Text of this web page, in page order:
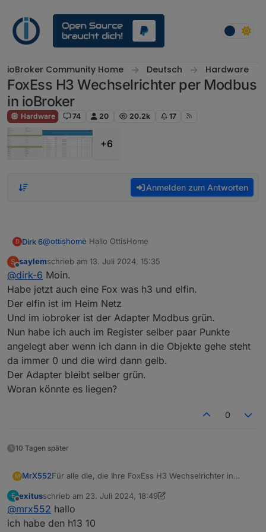
ioBroker Community Home Deutsch Hardware
FoxEss H3 Wechselrichter per Modbus
in ioBroker
Hardware 74 20 20.2k 17
+6
Anmelden zum Antworten
D Dirk 6@ottishome Hallo OttisHome
Ich habe unser (mein) Problem gefunden.
Ich war in der Annahme, dass im Elfin schon serielle
Daten angezeigt werden müssen auch wenn keine
Register (Holding-Register) angelegt sind!
Allein als ich die ersten Register per Hand angelegt
habe, wurden auch im Elfin Serielle Datenpakete
S
Offline
saylemschrieb am 13. Juli 2024, 15:35
zuletzt editiert von
@dirk-6 Moin.
Habe jetzt auch eine Fox was h3 und elfin.
Der elfin ist im Heim Netz
Und im iobroker ist der Adapter Modbus grün.
Nun habe ich auch im Register selber paar Punkte
angelegt aber wenn ich dann in die Objekte gehe steht
da immer 0 und die wird dann gelb.
Der Adapter bleibt selber grün.
Woran könnte es liegen?
0
10 Tagen später
M MrX552Für alle die, die Ihre FoxEss H3 Wechselrichter in
Versuchen läuft es nun. Angeschlossen ist ein FoxEss
H3-12.0E mit 1x ECM2900 und 2x ECS2900.
Die FoxEss Cloud und / oder FoxEss App ist ja doch
recht langsam mit 5min Updatezeiten!!!
Benötigt wird:
E
Offline
exitusschrieb am 23. Juli 2024, 18:49
zuletzt editiert von exitus
@mrx552 hallo
ich habe den h13 10